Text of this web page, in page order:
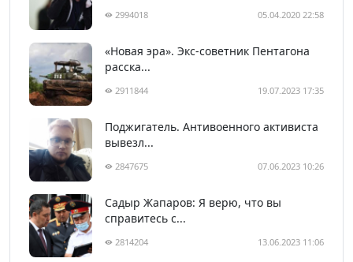
2994018 05.04.2020 22:58
«Новая эра». Экс-советник Пентагона
расска...
2911844 19.07.2023 17:35
Поджигатель. Антивоенного активиста
вывезл...
2847675 07.06.2023 10:26
Садыр Жапаров: Я верю, что вы
справитесь с...
2814204 13.06.2023 11:06